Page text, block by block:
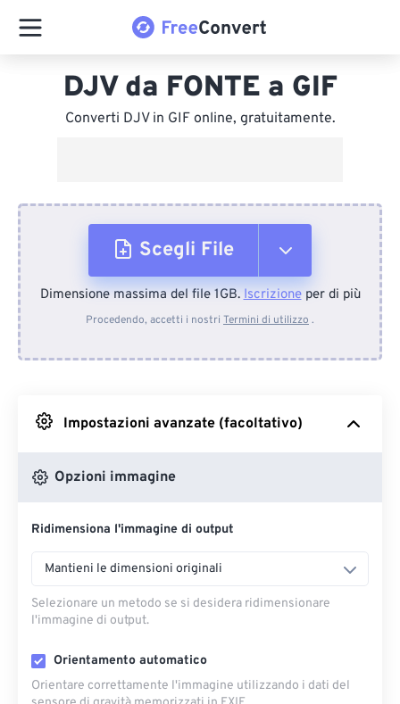
DJV da FONTE a GIF
Converti DJV in GIF online, gratuitamente.
Scegli File
Dal dispositivo
Da Google Drive
Dimensione massima del file 1GB.Iscrizioneper di più
Procedendo, accetti i nostri Termini di utilizzo .
Impostazioni avanzate (facoltativo)
Opzioni immagine
Ridimensiona l'immagine di output
Mantieni le dimensioni originali
Selezionare un metodo se si desidera ridimensionare
l'immagine di output.
Orientamento automatico
Orientare correttamente l'immagine utilizzando i dati del